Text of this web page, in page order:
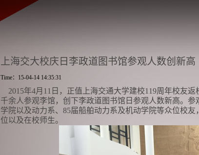
上海交大校庆日李政道图书馆参观人数创新高
Time：15-04-14 14:35:31
2015年4月11日，正值上海交通大学建校119周年校友
千余人参观李馆，创下李政道图书馆日参观人数新高。
学院以及动力系、85届船舶动力系及机动学院等众位校
位以及在校师生。